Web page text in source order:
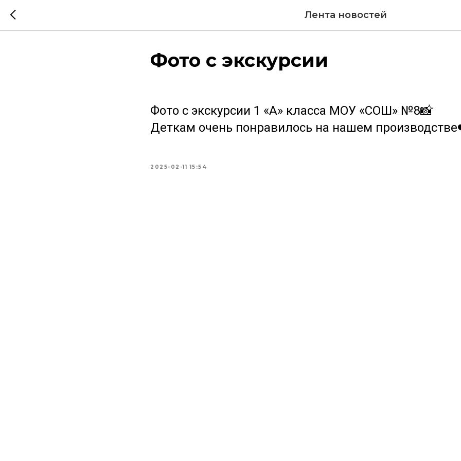
Лента новостей
Фото с экскурсии
Фото с экскурсии 1 «А» класса МОУ «СОШ» №8📸
Деткам очень понравилось на нашем
2025-02-11 15:54